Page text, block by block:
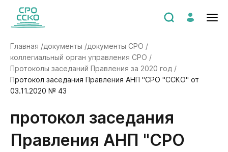
Главная /документы /документы СРО /
коллегиальный орган управления СРО /
Протоколы заседаний Правления за 2020 год /
Протокол заседания Правления АНП "СРО "ССКО" от
03.11.2020 № 43
Протокол заседания
Правления АНП "СРО